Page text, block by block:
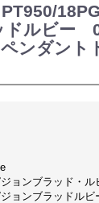
PT950/
ドルビー
ンダント
ジョンブラッド・ル
ジョンブラッドルビ